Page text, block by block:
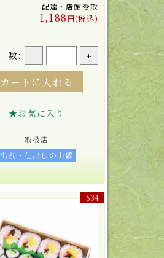
配達・店頭受取
1,188円(税込)
数: - +
カートに入れる
★お気に入り
取扱店
出前・仕出しの山留
634